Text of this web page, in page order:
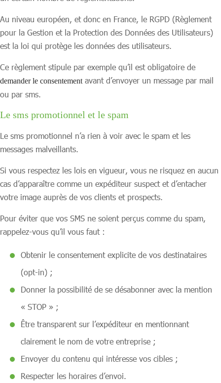
Au niveau européen, et donc en France, le RGPD (Règlement
pour la Gestion et la Protection des Données des Utilisateurs)
est la loi qui protège les données des utilisateurs.
Ce règlement stipule par exemple qu’il est obligatoire de
demander le consentement avant d’envoyer un message par mail
ou par sms.
Le sms promotionnel et le spam
Le sms promotionnel n’a rien à voir avec le spam et les
messages malveillants.
Si vous respectez les lois en vigueur, vous ne risquez en aucun
cas d’apparaître comme un expéditeur suspect et d’entacher
votre image auprès de vos clients et prospects.
Pour éviter que vos SMS ne soient perçus comme du spam,
rappelez-vous qu’il vous faut :
Obtenir le consentement explicite de vos destinataires
(opt-in) ;
Donner la possibilité de se désabonner avec la mention
« STOP » ;
Être transparent sur l’expéditeur en mentionnant
clairement le nom de votre entreprise ;
Envoyer du contenu qui intéresse vos cibles ;
Respecter les horaires d’envoi.